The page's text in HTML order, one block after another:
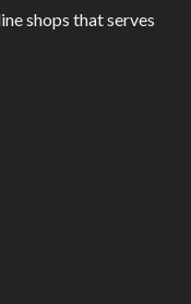
shops that serves